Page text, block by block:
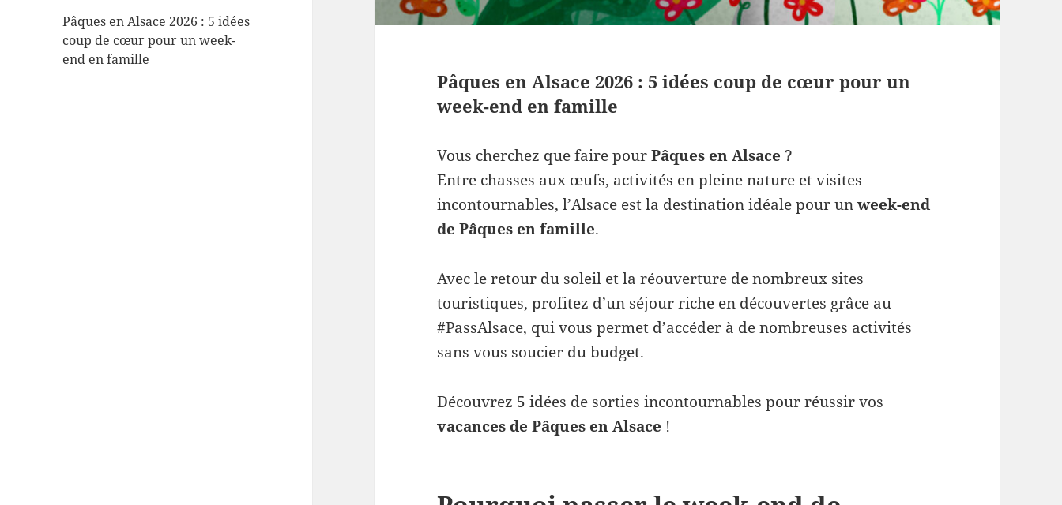
Pâques en Alsace 2026 : 5 idées
coup de cœur pour un week-
end en famille
Pâques en Alsace 2026 : 5 idées coup de cœur pour un
week-end en famille
Vous cherchez que faire pourPâques en Alsace ?
Entre chasses aux œufs, activités en pleine nature et visites
incontournables, l’Alsace est la destination idéale pour unweek-end
de Pâques en famille.
Avec le retour du soleil et la réouverture de nombreux sites
touristiques, profitez d’un séjour riche en découvertes grâce au
#PassAlsace, qui vous permet d’accéder à de nombreuses activités
sans vous soucier du budget.
Découvrez 5 idées de sorties incontournables pour réussir vos
vacances de Pâques en Alsace !